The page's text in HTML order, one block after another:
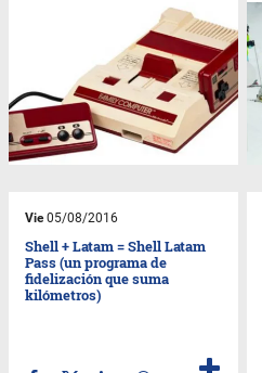
Vie05/08/2016
Shell + Latam = Shell Latam
Pass (un programa de
fidelización que suma
kilómetros)